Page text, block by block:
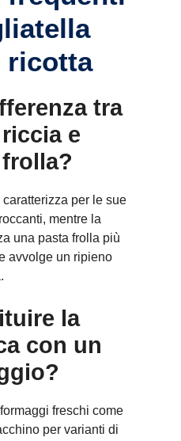
ricotta
tra
e
per le sue
mentre la
una pasta frolla più
avvolge un ripieno
la
con un
freschi come
per varianti di